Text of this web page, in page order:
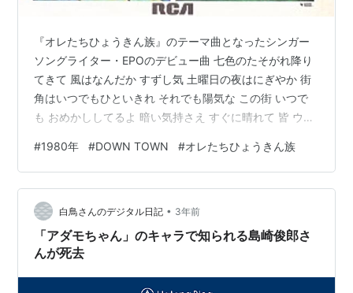
『オレたちひょうきん族』のテーマ曲となったシンガー
ソングライター・EPOのデビュー曲 七色のたそがれ降り
てきて 風はなんだか すずし気 土曜日の夜はにぎやか 街
角はいつでもひといきれ それでも陽気な この街 いつで
も おめかししてるよ 暗い気持さえ すぐに晴れて 皆 ウキ
スト epo 作詞 伊藤銀次 作曲 山下達郎 編曲 林哲司・清水
信之 リリース 1980/3/21 レコード会社 RVC 最高位 ＜ほ
かの動画も見る＞ ▼『オレたちひょうきん族』のエンデ
ィングテーマ曲 epoが歌う「DOWN TOWN」
www.yout…
#1980年 #DOWN TOWN #オレたちひょうきん族
白鳥さんのデジタル日記 • 3年前
「アダモちゃん」のキャラで知られる島崎俊郎さ
んが死去